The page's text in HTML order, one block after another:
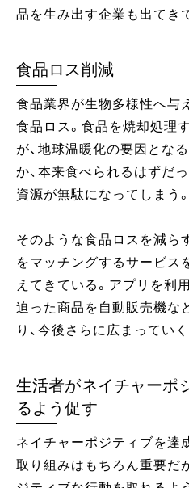
品を生み出す企業も出てき
食品ロス削減
食品業界が生物多様性へ与
食品ロス。食品を焼却処理
が、地球温暖化の要因とな
か、本来食べられるはずだ
資源が無駄になってしまう。
そのような食品ロスを減ら
をマッチングするサービス
えてきている。アプリを利
迫った商品を自動販売機な
り、今後さらに広まっていく
生活者がネイチャーポ
るよう促す
ネイチャーポジティブを達
取り組みはもちろん重要だ